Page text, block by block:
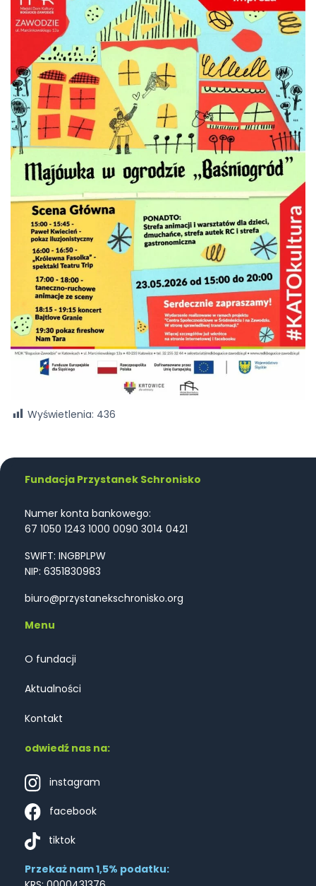
Wyświetlenia: 436
Fundacja Przystanek Schronisko
Numer konta bankowego:
67 1050 1243 1000 0090 3014 0421
SWIFT: INGBPLPW
NIP: 6351830983
biuro@przystanekschronisko.org
Menu
O fundacji
Aktualności
Kontakt
odwiedź nas na:
instagram
facebook
tiktok
Przekaż nam 1,5% podatku: